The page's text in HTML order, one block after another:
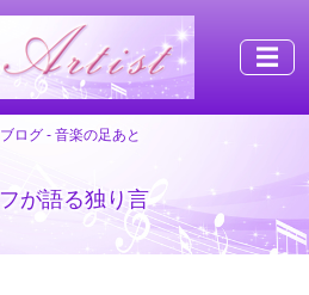
☰
ログ - 音楽の足あと
が語る独り言